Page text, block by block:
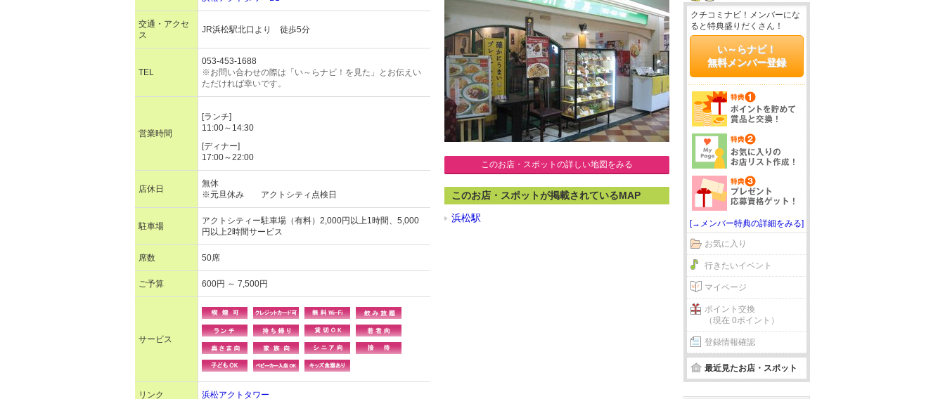
交通・アクセ
ス
JR浜松駅北口より 徒歩5分
TEL
053-453-1688
※お問い合わせの際は「い～らナビ！を見た」とお伝えい
ただければ幸いです。
営業時間
[ランチ]
11:00～14:30
[ディナー]
17:00～22:00
店休日
無休
※元旦休み アクトシティ点検日
駐車場
アクトシティー駐車場（有料）2,000円以上1時間、5,000
円以上2時間サービス
席数 50席
ご予算 600円 ～ 7,500円
サービス
リンク 浜松アクトタワー
このお店・スポットの詳しい地図をみる
このお店・スポットが掲載されているMAP
浜松駅
クチコミナビ！メンバーにな
ると特典盛りだくさん！
い～らナビ！
無料メンバー登録
[→メンバー特典の詳細をみる]
お気に入り
行きたいイベント
マイページ
ポイント交換
（現在 0ポイント）
登録情報確認
最近見たお店・スポット